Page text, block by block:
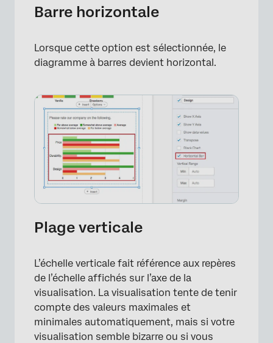
Barre horizontale
Lorsque cette option est sélectionnée, le
diagramme à barres devient horizontal.
Plage verticale
L’échelle verticale fait référence aux repères
de l’échelle affichés sur l’axe de la
visualisation. La visualisation tente de tenir
compte des valeurs maximales et
minimales automatiquement, mais si votre
visualisation semble bizarre ou si vous